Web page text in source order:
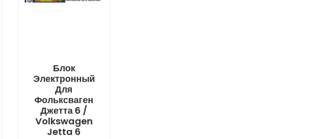
Блок
Электронный
Для
Фольксваген
Джетта 6 /
Volkswagen
Jetta 6